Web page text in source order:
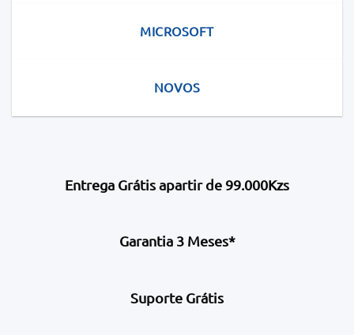
MICROSOFT
NOVOS
Entrega Grátis apartir de 99.000Kzs
Garantia 3 Meses*
Suporte Grátis